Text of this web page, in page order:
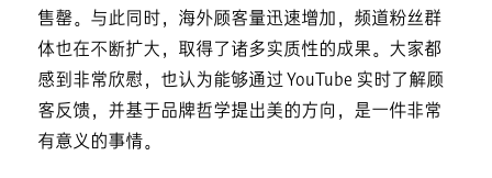
售罄。与此同时，海外顾客量迅速增加，频道粉丝群
体也在不断扩大，取得了诸多实质性的成果。大家都
感到非常欣慰，也认为能够通过 YouTube 实时了解顾
客反馈，并基于品牌哲学提出美的方向，是一件非常
有意义的事情。